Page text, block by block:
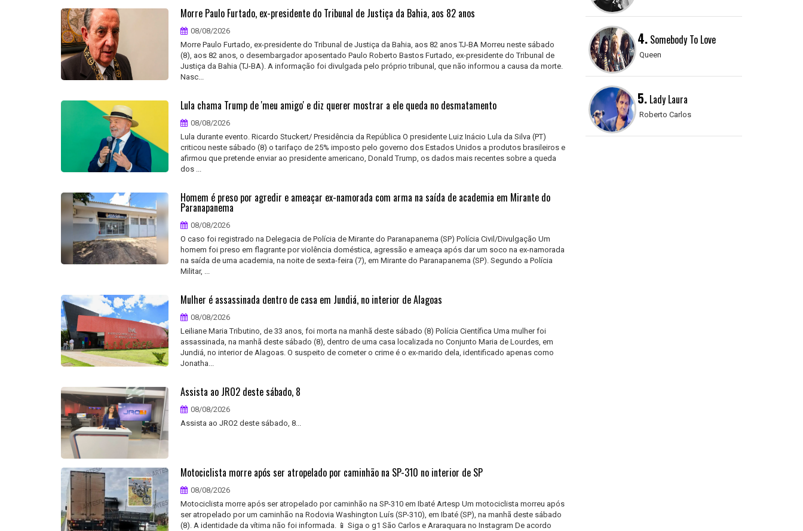
Morre Paulo Furtado, ex-presidente do Tribunal de Justiça da Bahia, aos 82 anos
08/08/2026
Morre Paulo Furtado, ex-presidente do Tribunal de Justiça da Bahia, aos 82 anos TJ-BA Morreu neste sábado
(8), aos 82 anos, o desembargador aposentado Paulo Roberto Bastos Furtado, ex-presidente do Tribunal de
Justiça da Bahia (TJ-BA). A informação foi divulgada pelo próprio tribunal, que não informou a causa da morte.
Nasc...
Lula chama Trump de 'meu amigo' e diz querer mostrar a ele queda no desmatamento
08/08/2026
Lula durante evento. Ricardo Stuckert/ Presidência da República O presidente Luiz Inácio Lula da Silva (PT)
criticou neste sábado (8) o tarifaço de 25% imposto pelo governo dos Estados Unidos a produtos brasileiros e
afirmou que pretende enviar ao presidente americano, Donald Trump, os dados mais recentes sobre a queda
dos ...
Homem é preso por agredir e ameaçar ex-namorada com arma na saída de academia em Mirante do
Paranapanema
08/08/2026
O caso foi registrado na Delegacia de Polícia de Mirante do Paranapanema (SP) Polícia Civil/Divulgação Um
homem foi preso em flagrante por violência doméstica, agressão e ameaça após dar um soco na ex-namorada
na saída de uma academia, na noite de sexta-feira (7), em Mirante do Paranapanema (SP). Segundo a Polícia
Militar, ...
Mulher é assassinada dentro de casa em Jundiá, no interior de Alagoas
08/08/2026
Leiliane Maria Tributino, de 33 anos, foi morta na manhã deste sábado (8) Polícia Científica Uma mulher foi
assassinada, na manhã deste sábado (8), dentro de uma casa localizada no Conjunto Maria de Lourdes, em
Jundiá, no interior de Alagoas. O suspeito de cometer o crime é o ex-marido dela, identificado apenas como
Jonatha...
Assista ao JRO2 deste sábado, 8
08/08/2026
Assista ao JRO2 deste sábado, 8...
Motociclista morre após ser atropelado por caminhão na SP-310 no interior de SP
08/08/2026
Motociclista morre após ser atropelado por caminhão na SP-310 em Ibaté Artesp Um motociclista morreu após
ser atropelado por um caminhão na Rodovia Washington Luís (SP-310), em Ibaté (SP), na manhã deste sábado
(8). A identidade da vítima não foi informada. 📱 Siga o g1 São Carlos e Araraquara no Instagram De acordo
4.Somebody To Love
Queen
5.Lady Laura
Roberto Carlos